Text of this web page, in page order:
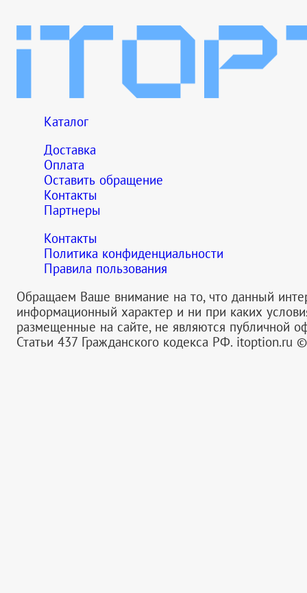
Каталог
Доставка
Оплата
Оставить обращение
Контакты
Партнеры
Контакты
Политика конфиденциальности
Правила пользования
Обращаем Ваше внимание на то, что данный
информационный характер и ни при каких
размещенные на сайте, не являются публичной
Статьи 437 Гражданского кодекса РФ. itoption.ru